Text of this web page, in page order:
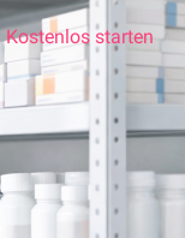
Kostenlos starten